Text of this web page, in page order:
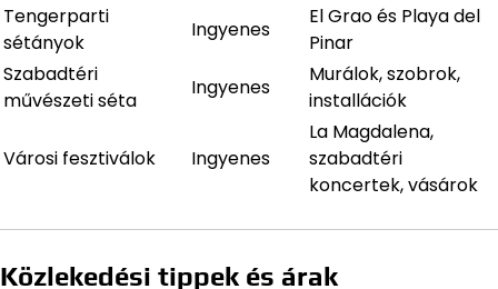
Tengerparti
sétányok
Ingyenes
El Grao és Playa del
Pinar
Szabadtéri
művészeti séta
Ingyenes
Murálok, szobrok,
installációk
Városi fesztiválok Ingyenes
La Magdalena,
szabadtéri
koncertek, vásárok
Közlekedési tippek és árak